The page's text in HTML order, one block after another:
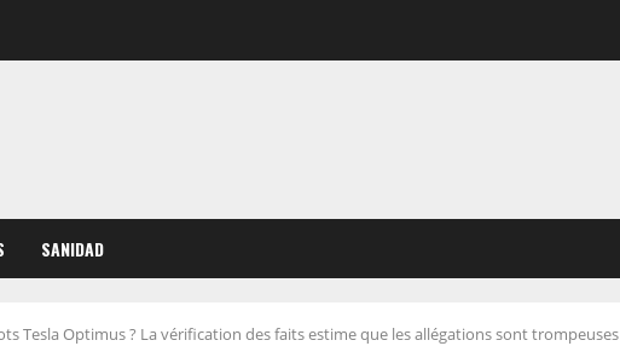
SANIDAD
Tesla Optimus ? La vérification des faits estime que les allégations sont trompeuses